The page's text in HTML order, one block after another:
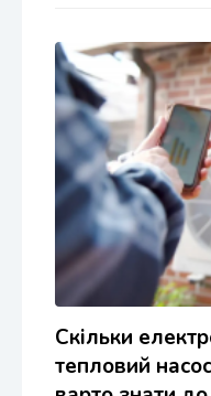
Скільки
тепловий